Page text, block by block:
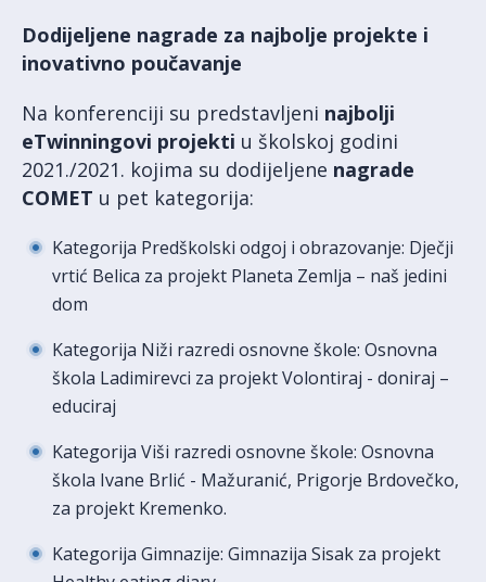
Dodijeljene nagrade za najbolje projekte i
inovativno poučavanje
Na konferenciji su predstavljeni najbolji
eTwinningovi projekti u školskoj godini
2021./2021. kojima su dodijeljene nagrade
COMET u pet kategorija:
Kategorija Predškolski odgoj i obrazovanje: Dječji
vrtić Belica za projekt Planeta Zemlja – naš jedini
dom
Kategorija Niži razredi osnovne škole: Osnovna
škola Ladimirevci za projekt Volontiraj - doniraj –
educiraj
Kategorija Viši razredi osnovne škole: Osnovna
škola Ivane Brlić - Mažuranić, Prigorje Brdovečko,
za projekt Kremenko.
Kategorija Gimnazije: Gimnazija Sisak za projekt